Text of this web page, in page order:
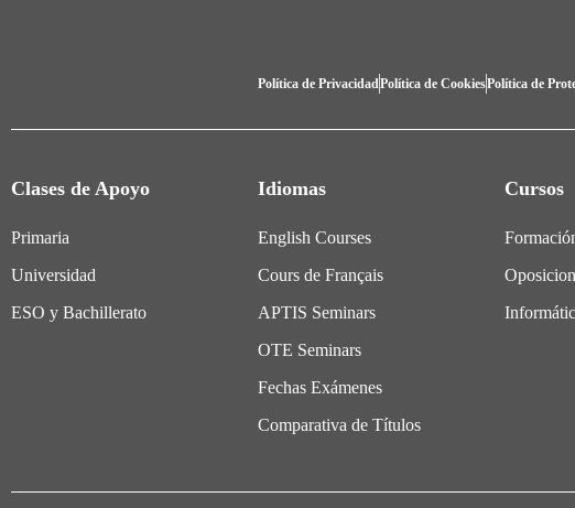
Política de PrivacidadPolítica de CookiesPolítica de
Clases de Apoyo
Primaria
Universidad
ESO y Bachillerato
Idiomas
English Courses
Cours de Français
APTIS Seminars
OTE Seminars
Fechas Exámenes
Comparativa de Títulos
Cursos